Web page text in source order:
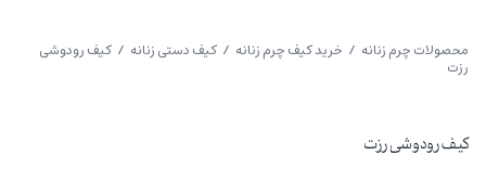
محصولات چرم زنانه / خرید کیف چرم زنانه / کیف دستی زنانه / کیف رودوشی
رزت
کیف رودوشی رزت